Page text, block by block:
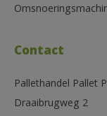
Contact
Pallethandel Pallet
Draaibrugweg 2